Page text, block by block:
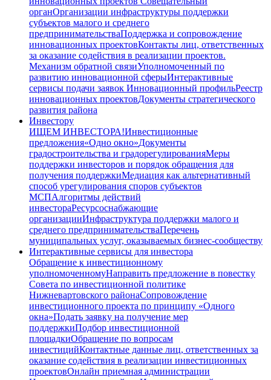
органОрганизации инфраструктуры поддержки
субъектов малого и среднего
предпринимательстваПоддержка и сопровождение
инновационных проектовКонтакты лиц, ответственных
за оказание содействия в реализации проектов.
Механизм обратной связиУполномоченный по
развитию инновационной сферыИнтерактивные
сервисы подачи заявок Инновационный профильРеестр
инновационных проектовДокументы стратегического
развития района
Инвестору
ИЩЕМ ИНВЕСТОРА!Инвестиционные
предложения«Одно окно»Документы
градостроительства и градорегулированияМеры
поддержки инвесторов и порядок обращения для
получения поддержкиМедиация как альтернативный
способ урегулирования споров субъектов
МСПАлгоритмы действий
инвестораРесурсоснабжающие
организацииИнфраструктура поддержки малого и
среднего предпринимательстваПеречень
муниципальных услуг, оказываемых бизнес-сообществу
Интерактивные сервисы для инвестора
Обращение к инвестиционному
уполномоченномуНаправить предложение в повестку
Совета по инвестиционной политике
Нижневартовского районаСопровождение
инвестиционного проекта по принципу «Одного
окна»Подать заявку на получение мер
поддержкиПодбор инвестиционной
площадкиОбращение по вопросам
инвестицийКонтактные данные лиц, ответственных за
оказание содействия в реализации инвестиционных
проектовОнлайн приемная администрации